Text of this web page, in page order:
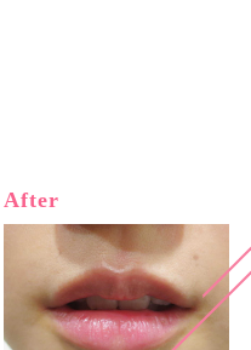
After